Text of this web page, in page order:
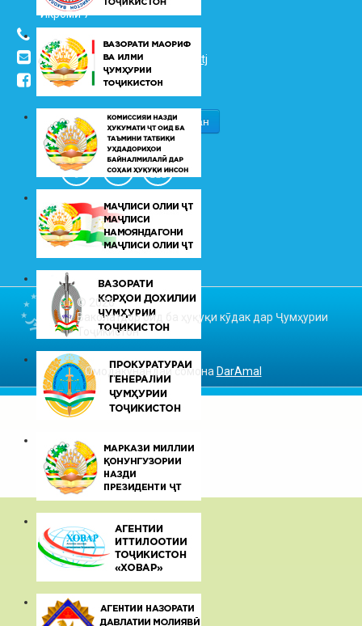
Икромӣ 7
(+992 37) 2217352
info@vhk.tj
info@ombudsman.tj
/kudakon
© 2026
Ваколатдор оид ба ҳуқуқи кӯдак дар Ҷумҳурии
Тоҷикистон
Омодакунандаи сомона DarAmal